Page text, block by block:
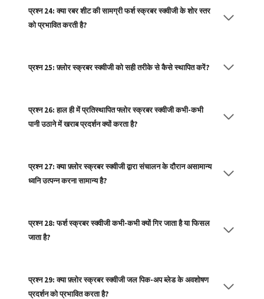
प्रश्न 24: क्या रबर शीट की सामग्री फर्श स्क्रबर स्क्वीजी के शोर स्तर
को प्रभावित करती है?
प्रश्न 25: फ़्लोर स्क्रबर स्क्वीजी को सही तरीके से कैसे स्थापित करें?
प्रश्न 26: हाल ही में प्रतिस्थापित फ्लोर स्क्रबर स्क्वीजी कभी-कभी
पानी उठाने में खराब प्रदर्शन क्यों करता है?
प्रश्न 27: क्या फ़्लोर स्क्रबर स्क्वीजी द्वारा संचालन के दौरान असामान्य
ध्वनि उत्पन्न करना सामान्य है?
प्रश्न 28: फर्श स्क्रबर स्क्वीजी कभी-कभी क्यों गिर जाता है या फिसल
जाता है?
प्रश्न 29: क्या फ़्लोर स्क्रबर स्क्वीजी जल पिक-अप ब्लेड के अवशोषण
प्रदर्शन को प्रभावित करता है?